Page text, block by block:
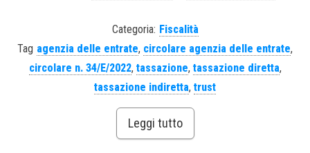
Categoria: Fiscalità
Tag agenzia delle entrate, circolare agenzia delle entrate,
circolare n. 34/E/2022, tassazione, tassazione diretta,
tassazione indiretta, trust
Leggi tutto